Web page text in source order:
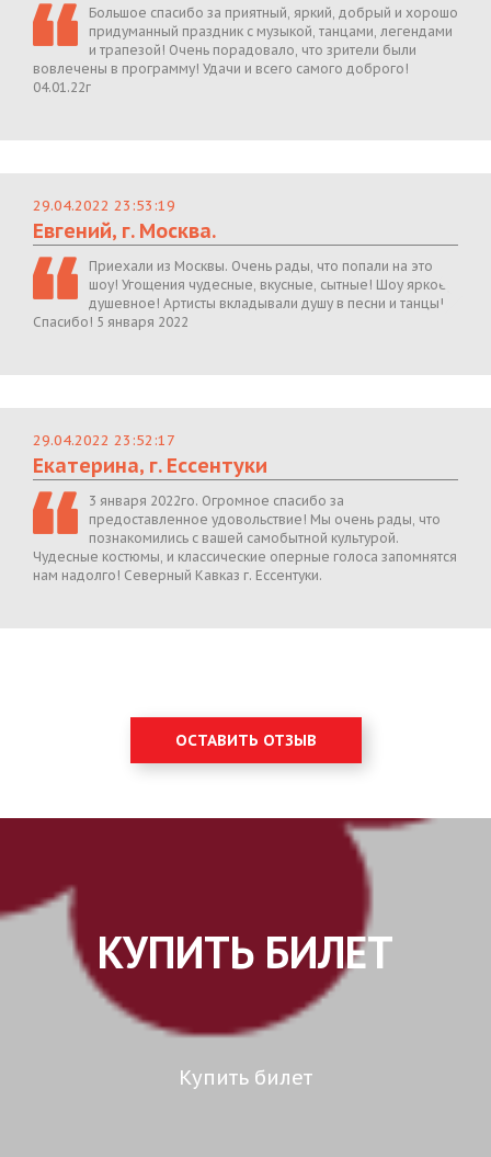
Большое спасибо за приятный, яркий, добрый и хорошо
придуманный праздник с музыкой, танцами, легендами
и трапезой! Очень порадовало, что зрители были
вовлечены в программу! Удачи и всего самого доброго!
04.01.22г
29.04.2022 23:53:19
Евгений, г. Москва.
Приехали из Москвы. Очень рады, что попали на это
шоу! Угощения чудесные, вкусные, сытные! Шоу яркое,
душевное! Артисты вкладывали душу в песни и танцы!
Спасибо! 5 января 2022
29.04.2022 23:52:17
Екатерина, г. Ессентуки
3 января 2022го. Огромное спасибо за
предоставленное удовольствие! Мы очень рады, что
познакомились с вашей самобытной культурой.
Чудесные костюмы, и классические оперные голоса запомнятся
нам надолго! Северный Кавказ г. Ессентуки.
ОСТАВИТЬ ОТЗЫВ
КУПИТЬ БИЛЕТ
Купить билет